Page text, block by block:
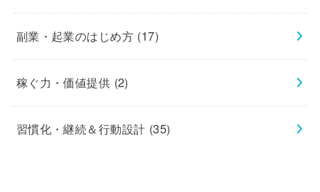
副業・起業のはじめ方 (17)
稼ぐ力・価値提供 (2)
習慣化・継続＆行動設計 (35)